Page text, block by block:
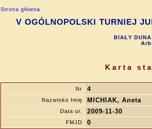
Strona główna
V OGÓLNOPOLSKI TURNIEJ
BIAŁY
Karta
Nr 4
Nazwisko Imię MICHIAK, Aneta
Data ur. 2009-11-30
FMJD 0